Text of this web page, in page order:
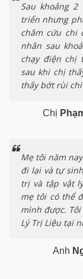
Sau khoảng
triển nhưng
châm cứu chi
nhân sau
chạy điện chị
sau khi chị
thấy bớt rùi
Chị
Mẹ tôi năm
đi lại và tự
trị và tập vật
mẹ tôi có thể
mình được. Tôi
Lý Trị Liệu tại
Anh